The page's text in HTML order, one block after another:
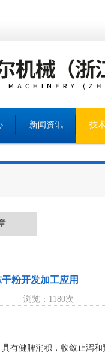
新闻资讯 技
粉开发加工应用
浏览：1180次
健脾消积，收敛止泻和